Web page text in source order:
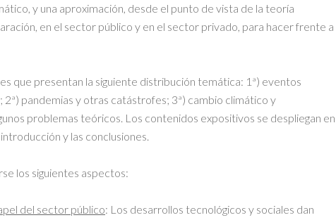
y una aproximación, desde el punto de vista de la teoría
en el sector público y en el sector privado, para hacer frente a
que presentan la siguiente distribución temática: 1ª) eventos
pandemias y otras catástrofes; 3ª) cambio climático y
problemas teóricos. Los contenidos expositivos se despliegan en
y las conclusiones.
los siguientes aspectos:
del sector público: Los desarrollos tecnológicos y sociales dan